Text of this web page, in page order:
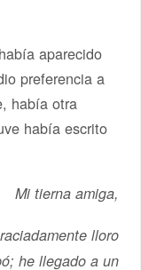
aparecido
preferencia a
había otra
había escrito
Mi tierna amiga,
lloro
he llegado a un